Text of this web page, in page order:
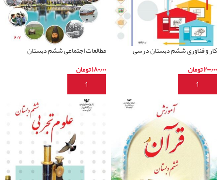
کار و فناوری ششم دبستان درسی
۲۰۰,۰۰۰تومان
افزودن به سبد خرید
مطالعات اجتماعی ششم دبستان
۱۸۰,۰۰۰تومان
افزودن به سبد خرید